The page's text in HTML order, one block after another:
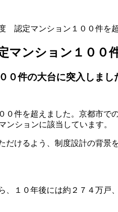
認定マンション１００件を
ンション１００
０件の大台に突入しまし
件を超えました。京都市
ションに該当しています。
けるよう、制度設計の背景
１０年後には約２７４万